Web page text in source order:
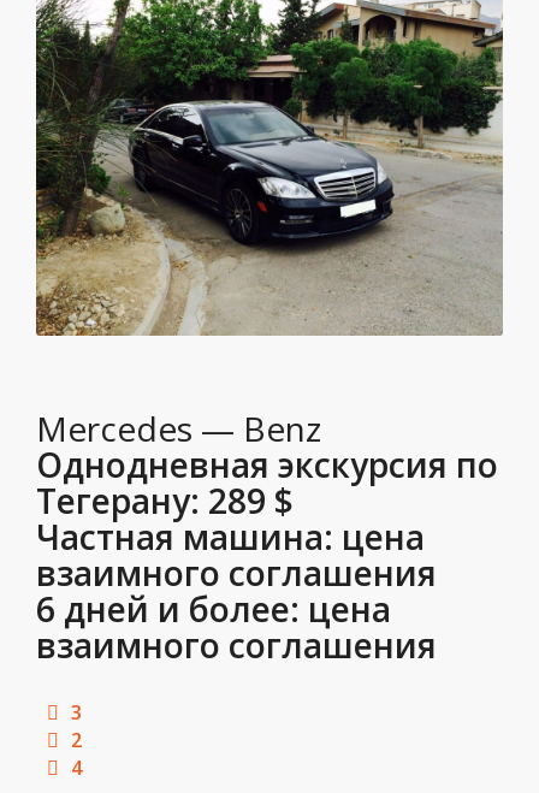
Mercedes — Benz
Однодневная экскурсия по
Тегерану: 289 $
Частная машина: цена
взаимного соглашения
6 дней и более: цена
взаимного соглашения
3
2
4